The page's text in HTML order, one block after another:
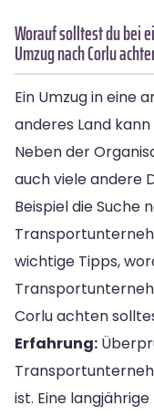
Worauf solltest du bei
Umzug nach Corlu
Ein Umzug in eine
anderes Land
Neben der
auch viele andere
Beispiel die Suche
wichtige Tipps,
Corlu achten
Erfahrung:
ist. Eine